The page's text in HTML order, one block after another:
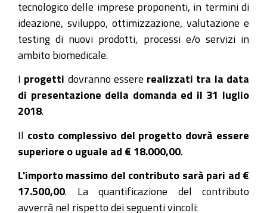
tecnologico delle imprese proponenti, in termini di
ideazione, sviluppo, ottimizzazione, valutazione e
testing di nuovi prodotti, processi e/o servizi in
ambito biomedicale.
I progetti dovranno essere realizzati tra la data
di presentazione della domanda ed il 31 luglio
2018
Il costo complessivo del progetto dovrà essere
superiore o uguale ad € 18.000,00
L'importo massimo del contributo sarà pari ad €
17.500,00 . La quantificazione del contributo
avverrà nel rispetto dei seguenti vincoli: